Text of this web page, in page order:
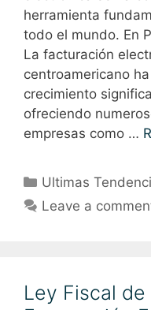
herramienta
todo el mundo. En
La facturación
centroamericano
crecimiento
ofreciendo
empresas como …
Ultimas
Leave a
Ley Fiscal de